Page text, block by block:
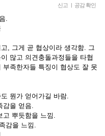
신고 | 공감 확인
.
, 그게 곧 협상이라 생각함. 그
많고 의견충돌과정들을 타협
족한자들 특징이 협상도 잘 못
뭔가 얻어가길 바람.
감을 얻음.
고 뿌듯함을 느낌.
감을 느낌.